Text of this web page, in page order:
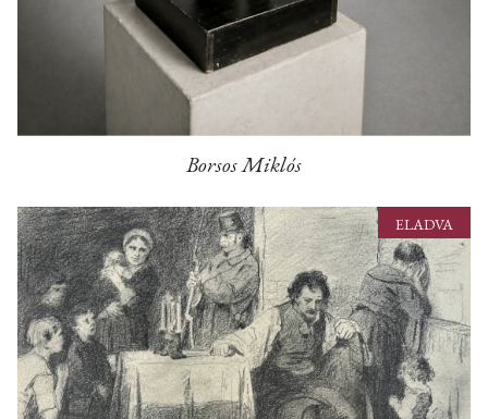
Borsos Miklós
ELADVA